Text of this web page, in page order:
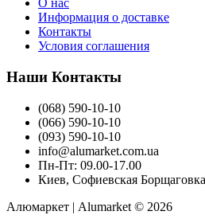
О нас
Информация о доставке
Контакты
Условия соглашения
Наши Контакты
(068) 590-10-10
(066) 590-10-10
(093) 590-10-10
info@alumarket.com.ua
Пн-Пт: 09.00-17.00
Киев, Софиевская
Алюмаркет | Alumarket © 2026